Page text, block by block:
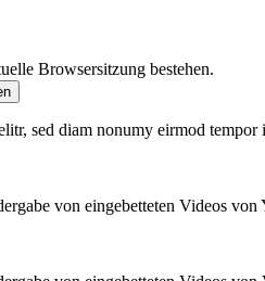
Browsersitzung bestehen.
sed diam nonumy eirmod
von eingebetteten Videos von